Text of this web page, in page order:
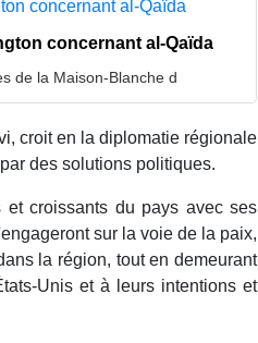
concernant al-Qaïda
de la Maison-Blanche d
croit en la diplomatie régionale
des solutions politiques.
et croissants du pays avec ses
sur la voie de la paix,
la région, tout en demeurant
Unis et à leurs intentions et